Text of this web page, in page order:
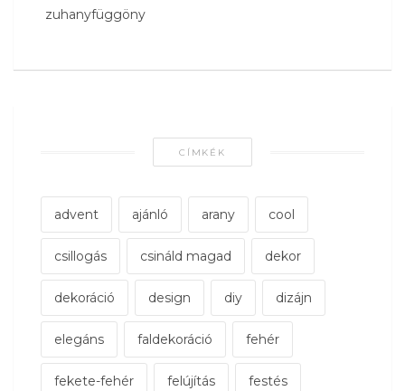
zuhanyfüggöny
CÍMKÉK
advent ajánló arany cool
csillogás csináld magad dekor
dekoráció design diy dizájn
elegáns faldekoráció fehér
fekete-fehér felújítás festés